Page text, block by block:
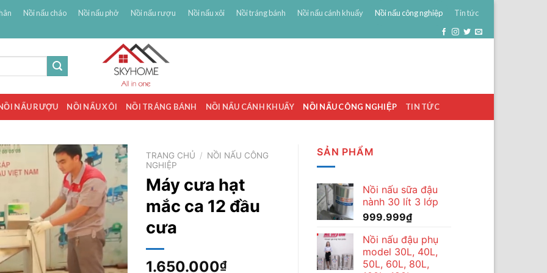
Nồi nấu cháo Nồi nấu phở Nồi nấu rượu Nồi nấu xôi Nồi tráng bánh Nồi nấu cánh khuấy Nồi nấu công nghiệp Tin tức
NẤU RƯỢU NỒI NẤU XÔI NỒI TRÁNG BÁNH NỒI NẤU CÁNH KHUẤY NỒI NẤU CÔNG NGHIỆP TIN TỨC
TRANG CHỦ / NỒI NẤU CÔNG
NGHIỆP
Máy cưa hạt
mắc ca 12 đầu
cưa
1.650.000₫
SẢN PHẨM
Nồi nấu sữa đậu
nành 30 lít 3 lớp
999.999₫
Nồi nấu đậu phụ
model 30L, 40L,
50L, 60L, 80L,